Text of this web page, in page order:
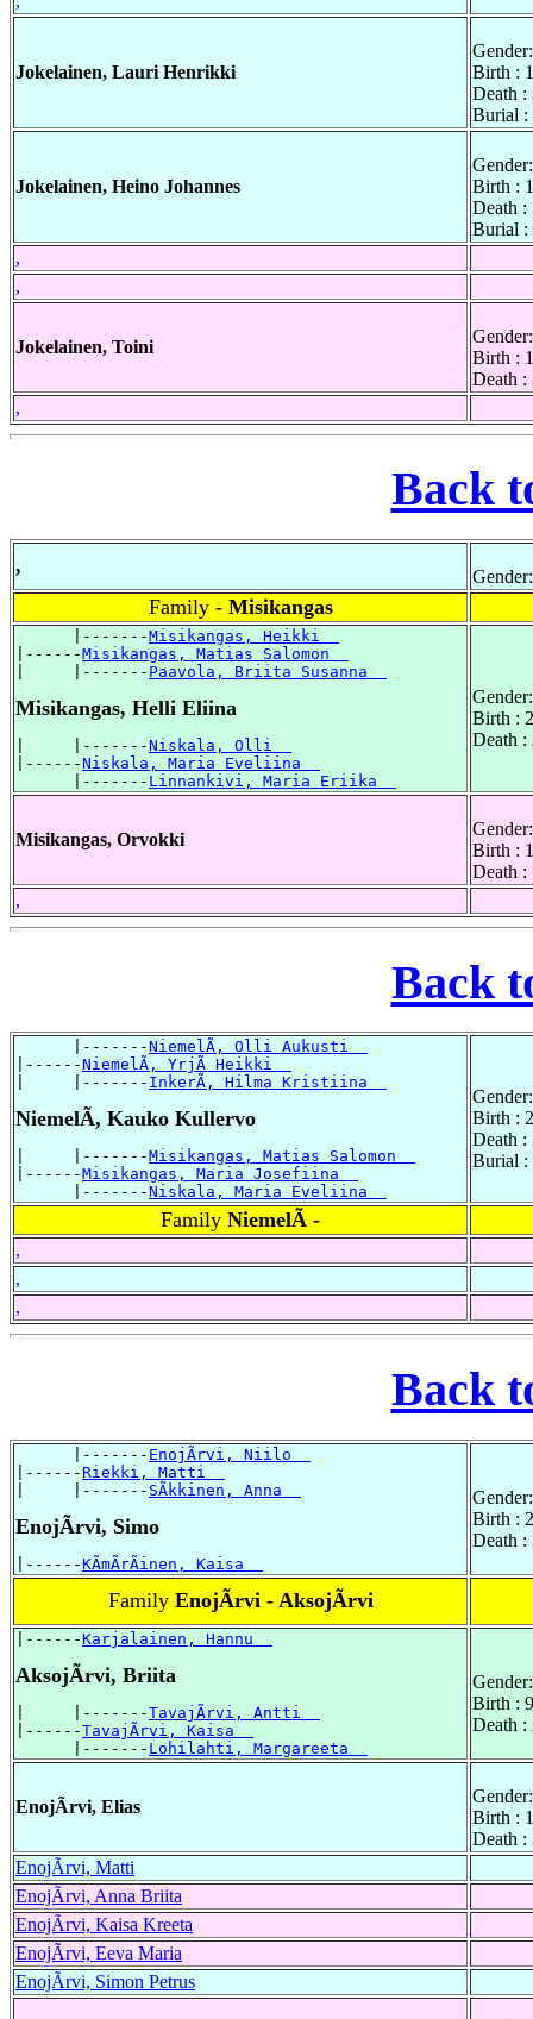
Jokelainen, Lauri Henrikki
Birth :
Death :
Burial :
Jokelainen, Heino Johannes
Birth :
Death :
Burial :
,
,
Jokelainen, Toini
Birth :
Death
,
Back
,
Family - Misikangas
      |-------
Misikangas, Heikki
|------Misikangas, Matias Salomon
|     |------- Paavola, Briita Susanna
Misikangas, Helli Eliina
|     |-------Niskala, Olli
|------Niskala, Maria Eveliina
      |-------
Linnankivi, Maria Eriika
Birth :
Death :
Misikangas, Orvokki
Birth :
Death :
,
Back
      |-------
NiemelÃ, Olli Aukusti
|------NiemelÃ, YrjÃ Heikki
|     |------- InkerÃ, Hilma Kristiina
NiemelÃ, Kauko Kullervo
|     |-------Misikangas, Matias Salomon
|------Misikangas, Maria Josefiina
      |-------
Niskala, Maria Eveliina
Birth :
Death :
Burial :
Family NiemelÃ -
,
,
,
Back
      |-------
EnojÃrvi, Niilo
|------Riekki, Matti
|     |------- SÃkkinen, Anna
EnojÃrvi, Simo
|------KÃmÃrÃinen, Kaisa
Birth :
Death :
Family EnojÃrvi - AksojÃrvi
|------Karjalainen, Hannu
AksojÃrvi, Briita
|     |-------TavajÃrvi, Antti
|------TavajÃrvi, Kaisa
      |-------
Lohilahti, Margareeta
Birth :
Death :
EnojÃrvi, Elias
Birth :
Death :
EnojÃrvi, Matti
EnojÃrvi, Anna Briita
EnojÃrvi, Kaisa Kreeta
EnojÃrvi, Eeva Maria
EnojÃrvi, Simon Petrus